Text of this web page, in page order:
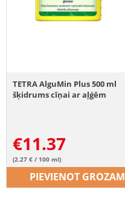
TETRA AlguMin Plus 500 ml
šķidrums cīņai ar aļģēm
€11.37
(2.27 € / 100 ml)
PIEVIENOT GROZAM